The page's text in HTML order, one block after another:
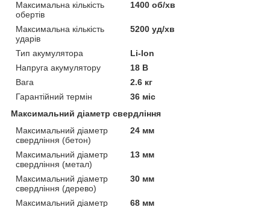
Максимальна кількість
обертів
1400 об/хв
Максимальна кількість
ударів
5200 уд/хв
Тип акумулятора
Li-Ion
Напруга акумулятору
18 В
Вага
2.6 кг
Гарантійний термін
36 міс
Максимальний діаметр свердління
Максимальний діаметр
свердління (бетон)
24 мм
Максимальний діаметр
свердління (метал)
13 мм
Максимальний діаметр
свердління (дерево)
30 мм
Максимальний діаметр
68 мм